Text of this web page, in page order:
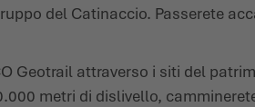
del Catinaccio. Passerete
Geotrail attraverso i siti del
metri di dislivello,